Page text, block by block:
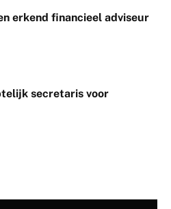
erkend financieel adviseur
secretaris voor